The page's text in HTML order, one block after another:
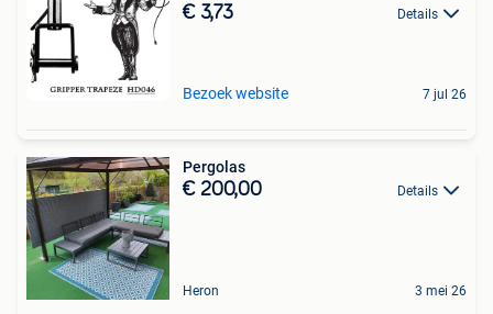
€ 3,73 Details
Bezoek website 7 jul 26
Pergolas
€ 200,00 Details
Heron 3 mei 26